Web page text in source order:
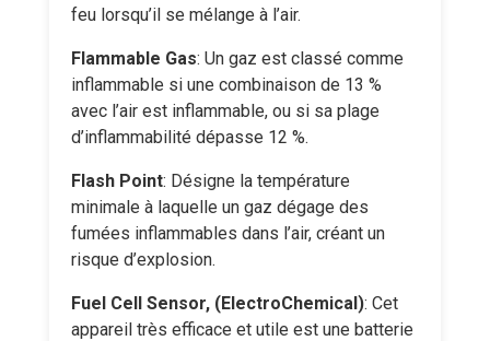
feu lorsqu’il se mélange à l’air.
Flammable Gas: Un gaz est classé comme
inflammable si une combinaison de 13 %
avec l’air est inflammable, ou si sa plage
d’inflammabilité dépasse 12 %.
Flash Point: Désigne la température
minimale à laquelle un gaz dégage des
fumées inflammables dans l’air, créant un
risque d’explosion.
Fuel Cell Sensor, (ElectroChemical): Cet
appareil très efficace et utile est une batterie